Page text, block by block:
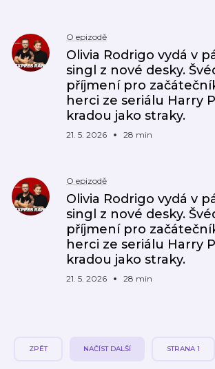
O epizodě
Olivia Rodrigo vydá v
singl z nové desky.
příjmení pro
herci ze seriálu Harry
kradou jako straky.
21. 5. 2026 28 min
O epizodě
Olivia Rodrigo vydá v
singl z nové desky.
příjmení pro
herci ze seriálu Harry
kradou jako straky.
21. 5. 2026 28 min
ZPĚT NAČÍST DALŠÍ STRANA 1